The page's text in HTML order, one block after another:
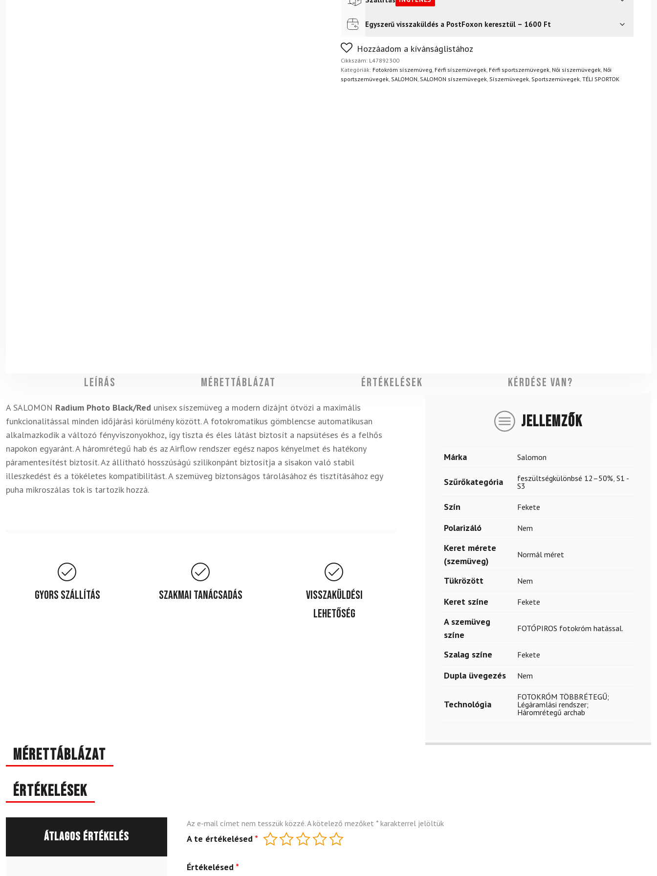
Futár a címreIngyenes
FoxPost
Egyszerű visszaküldés a PostFoxon keresztül – 1600 Ft
Nem biztos a választásában? Semmi gond – a terméket egyszerűen visszaküldheti 14
napon belül, indoklás nélkül.
Hozzáadom a kívánságlistához
Cikkszám: L47892300
Kategóriák: Fotokróm síszemüveg Férfi síszemüvegek, Férfi sportszemüvegek, Női síszemüvegek, Női
sportszemüvegek, SALOMON SALOMON síszemüvegek, Síszemüvegek, Sportszemüvegek, TÉLI SPORTOK
Leírás Mérettáblázat Értékelések Kérdése van?
A SALOMON Radium Photo Black/Red unisex síszemüveg a modern dizájnt ötvözi a maximális
funkcionalitással minden időjárási körülmény között. A fotokromatikus gömblencse automatikusan
alkalmazkodik a változó fényviszonyokhoz, így tiszta és éles látást biztosít a napsütéses és a felhős
napokon egyaránt. A háromrétegű hab és az Airflow rendszer egész napos kényelmet és hatékony
páramentesítést biztosít. Az állítható hosszúságú szilikonpánt biztosítja a sisakon való stabil
illeszkedést és a tökéletes kompatibilitást. A szemüveg biztonságos tárolásához és tisztításához egy
puha mikroszálas tok is tartozik hozzá.
Gyors szállítás Szakmai tanácsadás
Visszaküldési
lehetőség
JELLEMZŐK
Márka Salomon
Szűrőkategória feszültségkülönbsé 12–50%, S1 -
S3
Szín Fekete
Polarizáló Nem
Keret mérete
(szemüveg)
Normál méret
Tükrözött Nem
Keret színe Fekete
A szemüveg
színe
FOTÓPIROS fotokróm hatással.
Szalag színe Fekete
Dupla üvegezés Nem
Technológia
FOTOKRÓM TÖBBRÉTEGŰ;
Légáramlási rendszer;
Háromrétegű archab
Mérettáblázat
Értékelések
Átlagos értékelés
Az e-mail címet nem tesszük közzé.A kötelező mezőket *karakterrel jelöltük
A te értékelésed *
Értékelésed *